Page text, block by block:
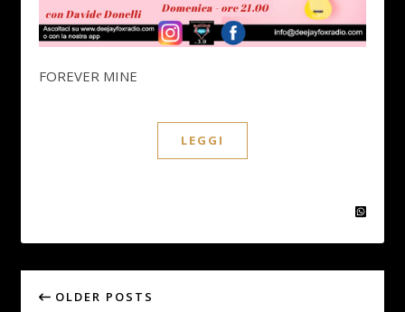
FOREVER MINE
LEGGI
OLDER POSTS